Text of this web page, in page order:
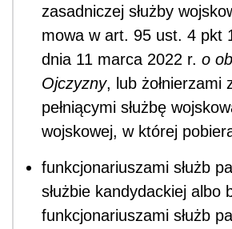
zasadniczej służby
mowa w art. 95 ust. 4 pkt
dnia 11 marca 2022 r. o
Ojczyzny, lub żołnierzami
pełniącymi służbę
wojskowej, w której
funkcjonariuszami służb
służbie kandydackiej albo
funkcjonariuszami służb